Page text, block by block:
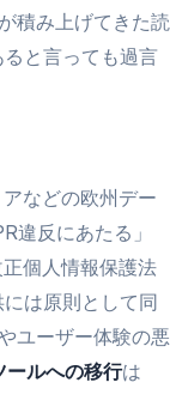
積み上げてきた読
と言っても過言
などの欧州デー
違反にあたる」
個人情報保護法
は原則として同
ユーザー体験の悪
ルへの移行は